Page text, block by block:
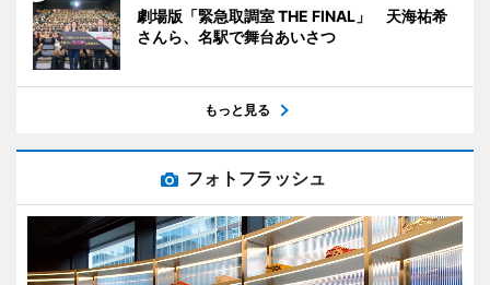
劇場版「緊急取調室 THE FINAL」 天海祐希
さんら、名駅で舞台あいさつ
もっと見る
フォトフラッシュ